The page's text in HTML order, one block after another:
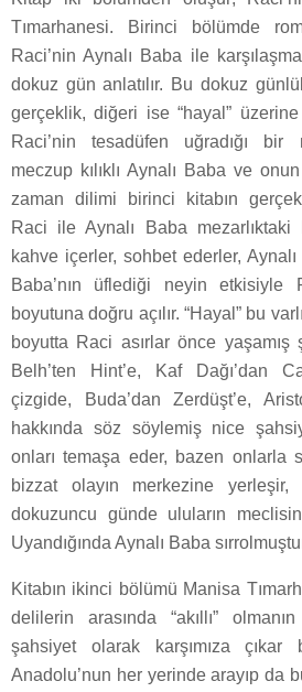
Tımarhanesi. Birinci bölümde
Raci’nin Aynalı Baba ile
dokuz gün anlatılır. Bu dokuz
gerçeklik, diğeri ise “hayal”
Raci’nin tesadüfen uğradığı bir
meczup kılıklı Aynalı Baba ve
zaman dilimi birinci kitabın
Raci ile Aynalı Baba mezarlıktaki
kahve içerler, sohbet ederler,
Baba’nın üflediği neyin etkisiyle
boyutuna doğru açılır. “Hayal” bu
boyutta Raci asırlar önce yaşamış
Belh’ten Hint’e, Kaf Dağı’dan
çizgide, Buda’dan Zerdüşt’e,
hakkında söz söylemiş nice
onları temaşa eder, bazen onlarla
bizzat olayın merkezine
dokuzuncu günde uluların
Uyandığında Aynalı Baba
Kitabın ikinci bölümü Manisa
delilerin arasında “akıllı”
şahsiyet olarak karşımıza çıkar
Anadolu’nun her yerinde arayıp da